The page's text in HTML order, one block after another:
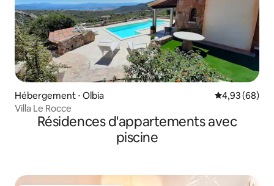
Hébergement ⋅ Olbia Évaluation
4,93 (68)
Villa Le Rocce
Résidences d'appartements avec
piscine